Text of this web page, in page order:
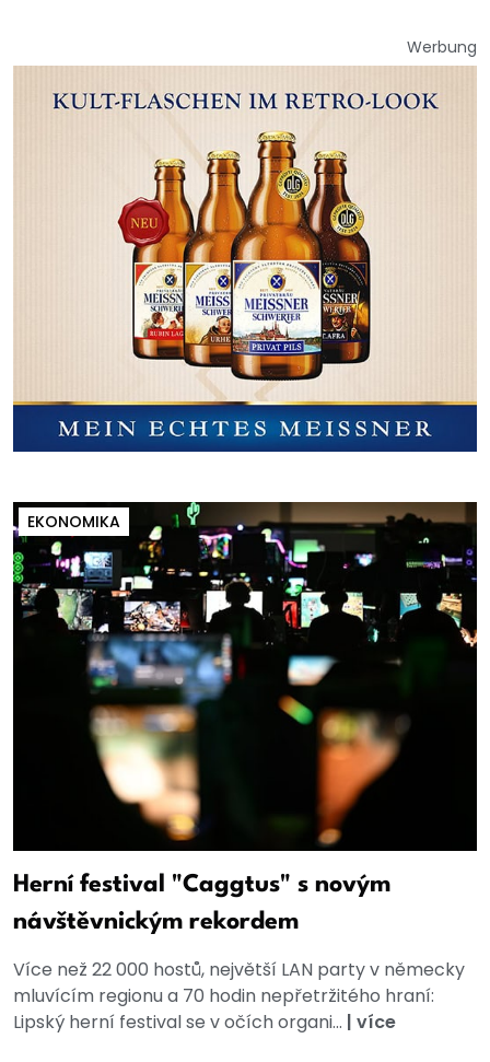
Werbung
EKONOMIKA
Herní festival "Caggtus" s novým
návštěvnickým rekordem
Více než 22 000 hostů, největší LAN party v německy
mluvícím regionu a 70 hodin nepřetržitého hraní:
Lipský herní festival se v očích organi... | více